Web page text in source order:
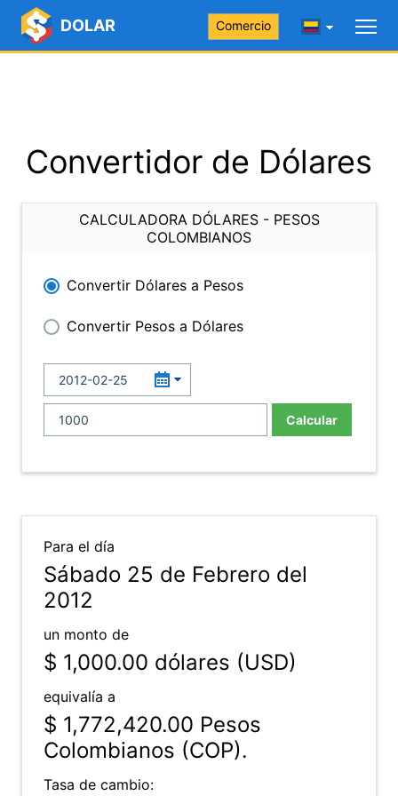
DOLAR Comercio
Convertidor de Dólares
CALCULADORA DÓLARES - PESOS
COLOMBIANOS
Convertir Dólares a Pesos
Convertir Pesos a Dólares
Calcular
Para el día
Sábado 25 de Febrero del
2012
un monto de
$ 1,000.00 dólares (USD)
equivalía a
$ 1,772,420.00 Pesos
Colombianos (COP).
Tasa de cambio: